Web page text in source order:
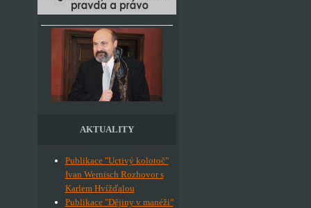
AKTUALITY
Publikace "Uctivý kolotoč"
Ivan Wernisch Rozhovor s
Karlem Hvížďalou
Publikace "Dějiny v manéži"